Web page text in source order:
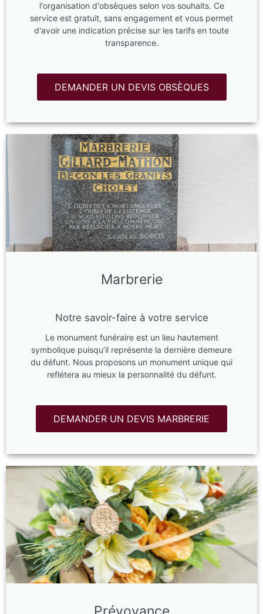
l'organisation d'obsèques selon vos souhaits. Ce
service est gratuit, sans engagement et vous permet
d'avoir une indication précise sur les tarifs en toute
transparence.
DEMANDER UN DEVIS OBSÈQUES
Marbrerie
Notre savoir-faire à votre service
Le monument funéraire est un lieu hautement
symbolique puisqu’il représente la dernière demeure
du défunt. Nous proposons un monument unique qui
reflétera au mieux la personnalité du défunt.
DEMANDER UN DEVIS MARBRERIE